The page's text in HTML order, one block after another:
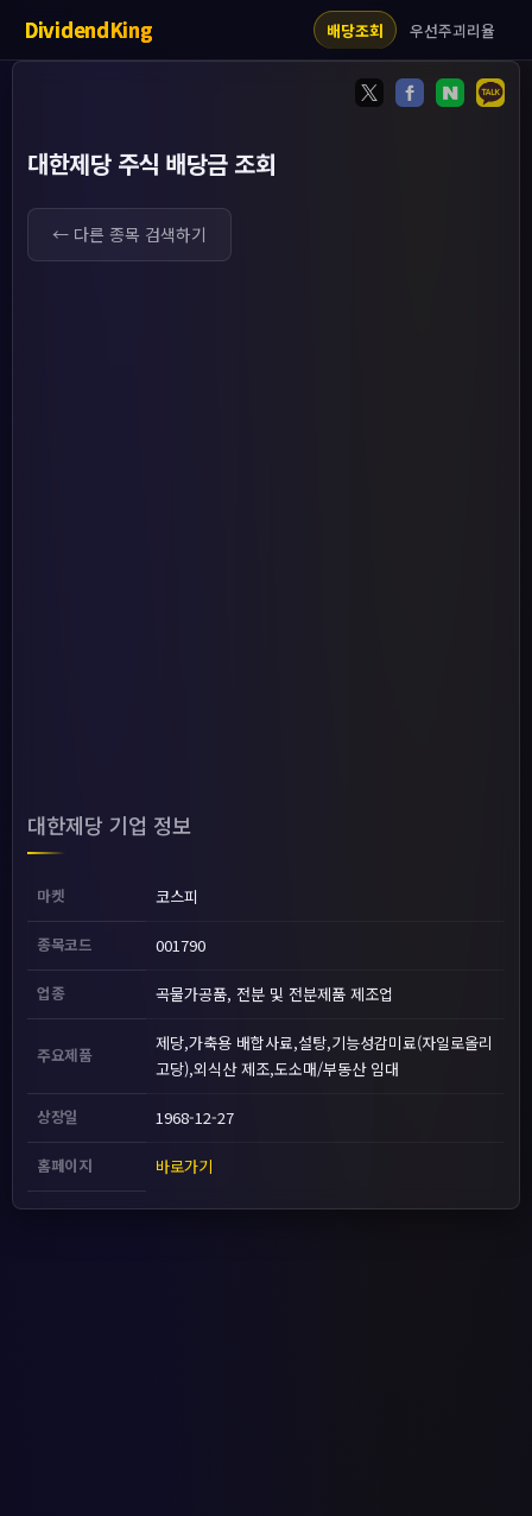
DividendKing 배당조회 우선주괴리율
대한제당 주식 배당금 조회
← 다른 종목 검색하기
대한제당 기업 정보
마켓 코스피
종목코드 001790
업종 곡물가공품, 전분 및 전분제품 제조업
주요제품
제당,가축용 배합사료,설탕,기능성감미료(자일로올리
고당),외식산 제조,도소매/부동산 임대
상장일 1968-12-27
홈페이지 바로가기